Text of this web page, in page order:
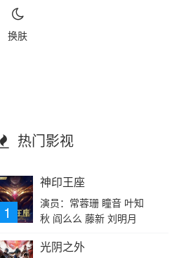
换肤
热门影视
1
神印王座
演员：常蓉珊 瞳音 叶知
秋 阎么么 藤新 刘明月
光阴之外